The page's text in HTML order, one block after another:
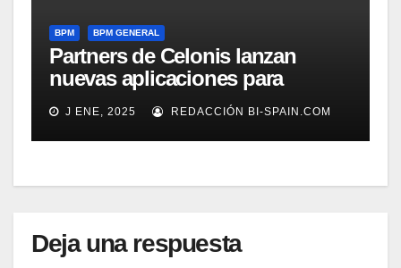
BPM BPM GENERAL
Partners de Celonis lanzan
nuevas aplicaciones para
automarizar migración a SAP o
Gestión de Reclamaciones en
Seguros
J ENE, 2025 REDACCIÓN BI-SPAIN.COM
Deja una respuesta